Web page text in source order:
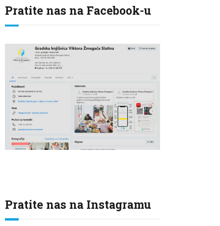
Pratite nas na Facebook-u
Pratite nas na Instagramu